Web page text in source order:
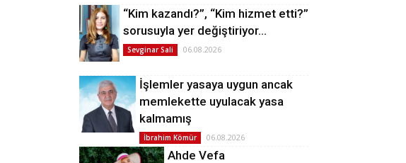
“Kim kazandı?”, “Kim hizmet etti?”
sorusuyla yer değiştiriyor…
Sevginar Sali 06.08.2026
İşlemler yasaya uygun ancak
memlekette uyulacak yasa
kalmamış
İbrahim Kömür 06.08.2026
Ahde Vefa